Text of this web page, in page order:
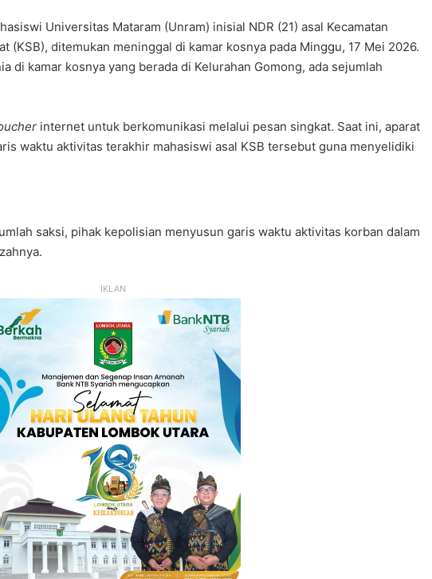
Universitas Mataram (Unram) inisial NDR (21) asal Kecamatan
(KSB), ditemukan meninggal di kamar kosnya pada Minggu, 17 Mei 2026.
di kamar kosnya yang berada di Kelurahan Gomong, ada sejumlah
internet untuk berkomunikasi melalui pesan singkat. Saat ini, aparat
waktu aktivitas terakhir mahasiswi asal KSB tersebut guna menyelidiki
saksi, pihak kepolisian menyusun garis waktu aktivitas korban dalam
IKLAN